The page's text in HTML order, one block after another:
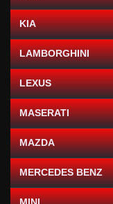
KIA
LAMBORGHINI
LEXUS
MASERATI
MAZDA
MERCEDES BENZ
MINI